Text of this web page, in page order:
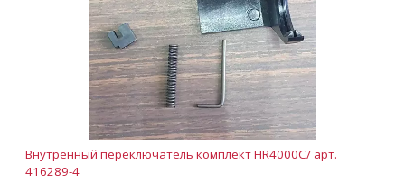
Внутренный переключатель комплект HR4000C/ арт.
416289-4